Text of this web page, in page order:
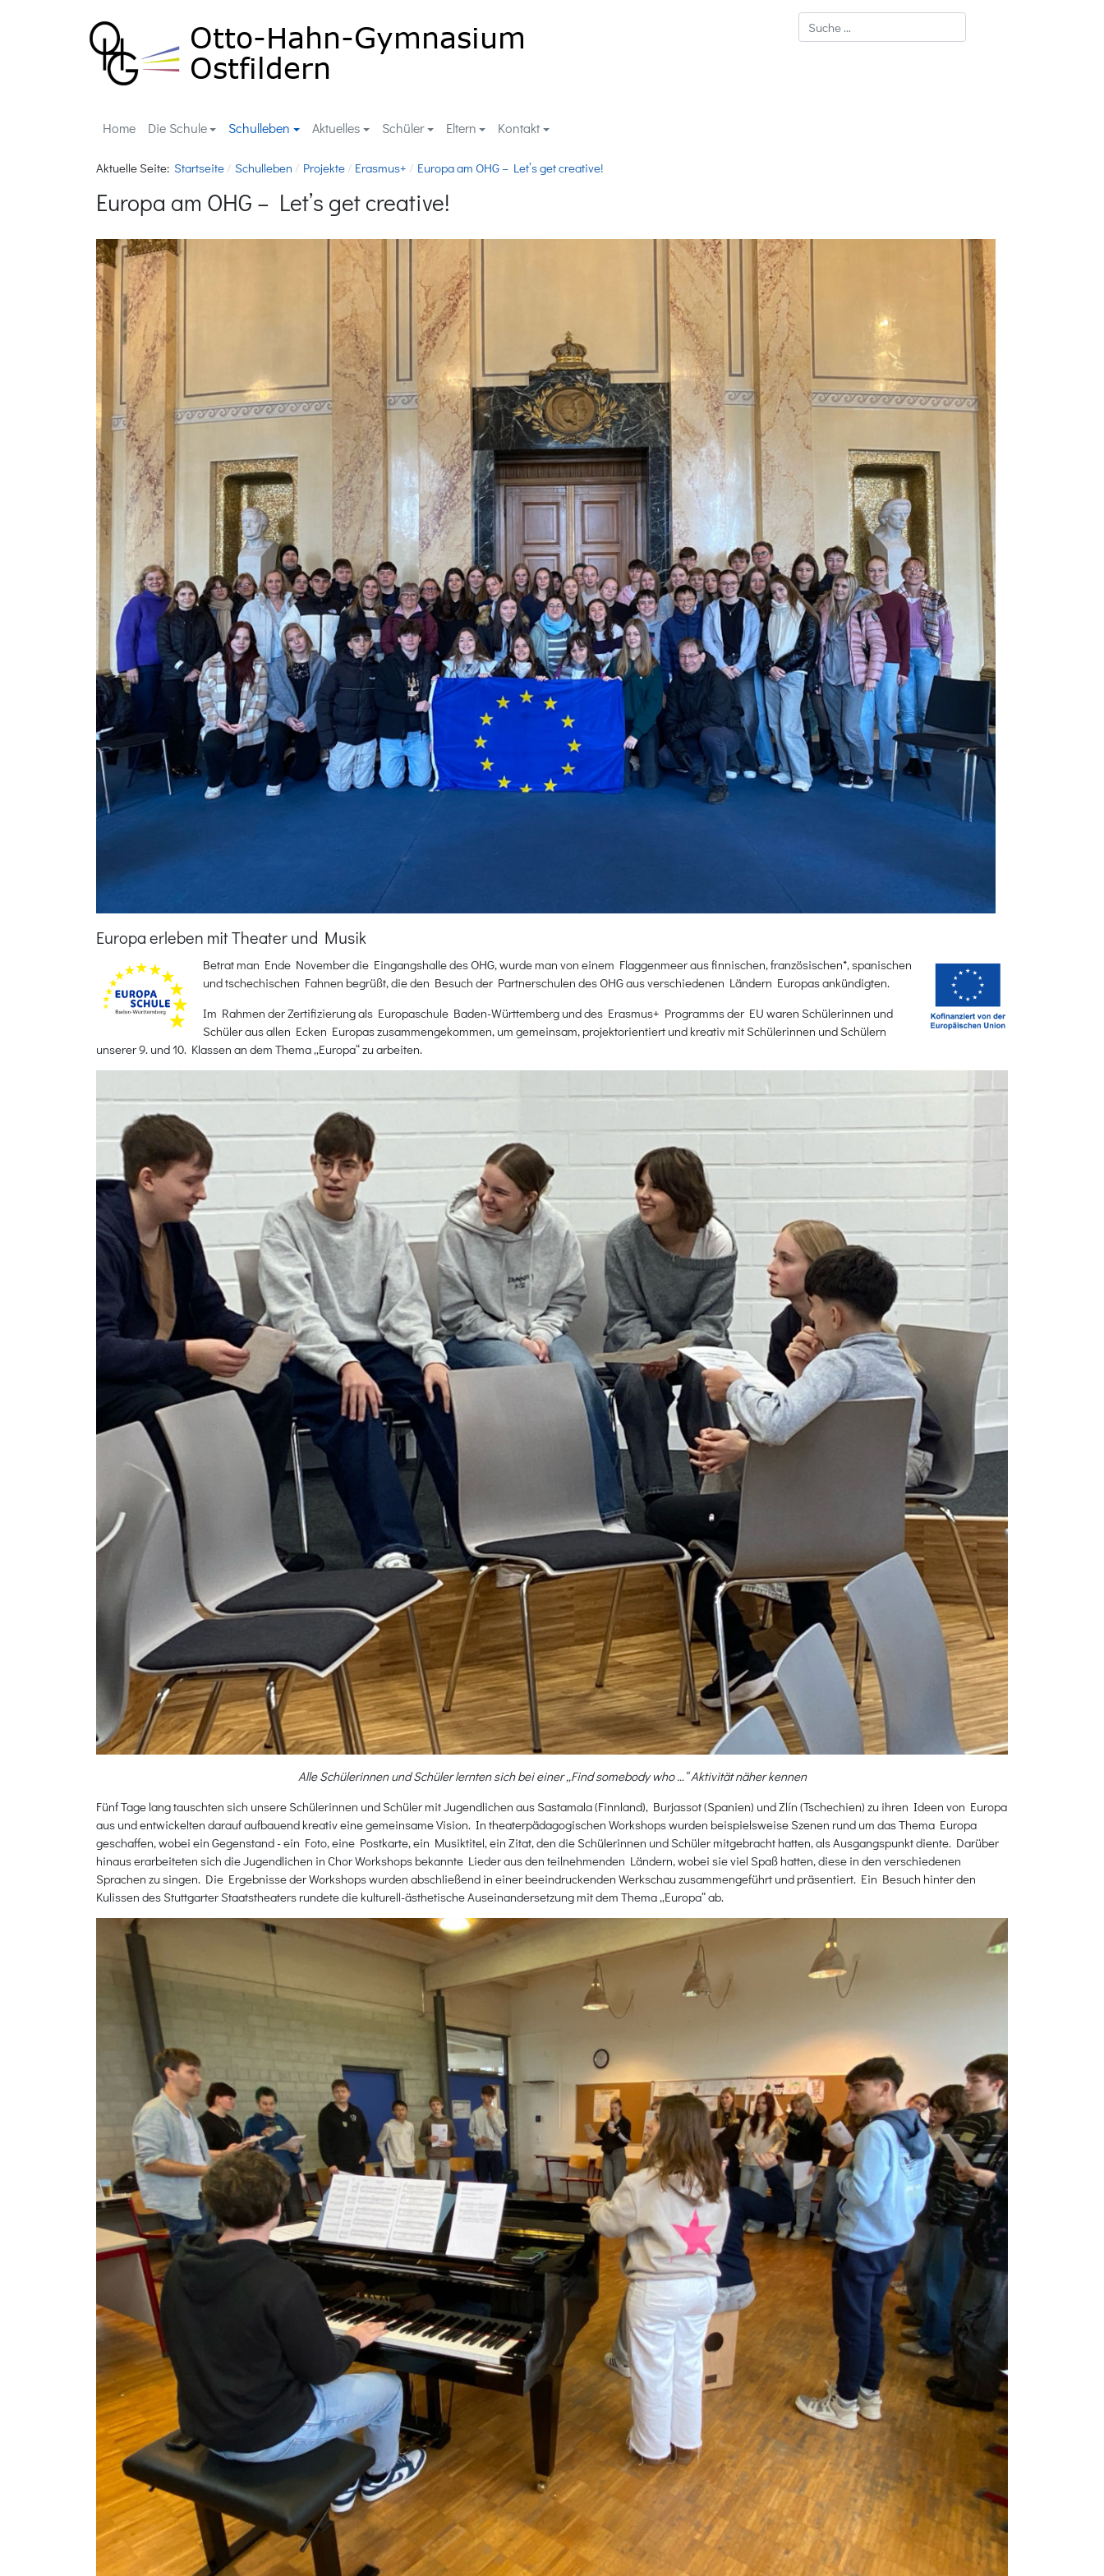
Suchen
Home Die Schule Schulleben Aktuelles Schüler Eltern Kontakt
Aktuelle Seite: Startseite Schulleben Projekte Erasmus+ Europa am OHG – Let’s get creative!
Europa am OHG – Let’s get creative!
Europa erleben mit Theater und Musik
Betrat man Ende November die Eingangshalle des OHG, wurde man von einem Flaggenmeer aus finnischen, französischen*, spanischen
und tschechischen Fahnen begrüßt, die den Besuch der Partnerschulen des OHG aus verschiedenen Ländern Europas ankündigten.
Im Rahmen der Zertifizierung als Europaschule Baden-Württemberg und des Erasmus+ Programms der EU waren Schülerinnen und
Schüler aus allen Ecken Europas zusammengekommen, um gemeinsam, projektorientiert und kreativ mit Schülerinnen und Schülern
unserer 9. und 10. Klassen an dem Thema „Europa“ zu arbeiten.
Alle Schülerinnen und Schüler lernten sich bei einer „Find somebody who …“ Aktivität näher kennen
Fünf Tage lang tauschten sich unsere Schülerinnen und Schüler mit Jugendlichen aus Sastamala (Finnland), Burjassot (Spanien) und Zlín (Tschechien) zu ihren Ideen von Europa
aus und entwickelten darauf aufbauend kreativ eine gemeinsame Vision. In theaterpädagogischen Workshops wurden beispielsweise Szenen rund um das Thema Europa
geschaffen, wobei ein Gegenstand - ein Foto, eine Postkarte, ein Musiktitel, ein Zitat, den die Schülerinnen und Schüler mitgebracht hatten, als Ausgangspunkt diente. Darüber
hinaus erarbeiteten sich die Jugendlichen in Chor Workshops bekannte Lieder aus den teilnehmenden Ländern, wobei sie viel Spaß hatten, diese in den verschiedenen
Sprachen zu singen. Die Ergebnisse der Workshops wurden abschließend in einer beeindruckenden Werkschau zusammengeführt und präsentiert. Ein Besuch hinter den
Kulissen des Stuttgarter Staatstheaters rundete die kulturell-ästhetische Auseinandersetzung mit dem Thema „Europa“ ab.